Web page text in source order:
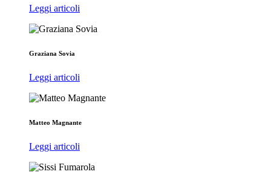
Leggi articoli
Graziana Sovia
Leggi articoli
Matteo Magnante
Leggi articoli